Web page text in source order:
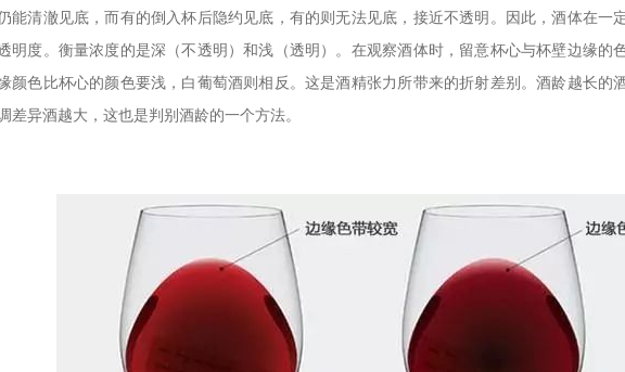
能清澈见底，而有的倒入杯后隐约见底，有的则无法见底，接近不透明。因此，酒体在一
明度。衡量浓度的是深（不透明）和浅（透明）。在观察酒体时，留意杯心与杯壁边缘的
颜色比杯心的颜色要浅，白葡萄酒则相反。这是酒精张力所带来的折射差别。酒龄越长的
差异酒越大，这也是判别酒龄的一个方法。